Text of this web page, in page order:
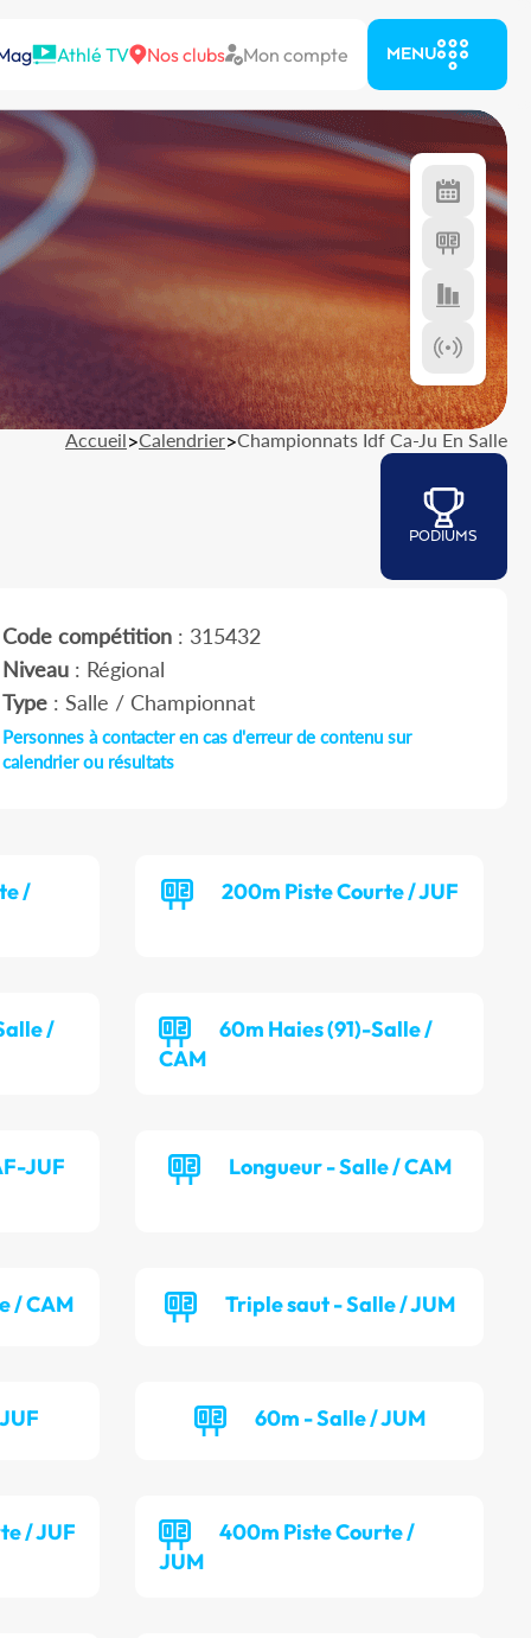
Athlé TV Nos clubs Mon compte MENU
Accueil>Calendrier>Championnats Idf Ca-Ju En Salle
PODIUMS
Code compétition: 315432
Niveau: Régional
Type: Salle / Championnat
Personnes à contacter en cas d'erreur de contenu sur
calendrier ou résultats
/ 200m Piste Courte / JUF
/
60m Haies (91)-Salle /
CAM
JUF Longueur - Salle / CAM
/ CAM Triple saut - Salle / JUM
60m - Salle / JUM
/ JUF
400m Piste Courte /
JUM